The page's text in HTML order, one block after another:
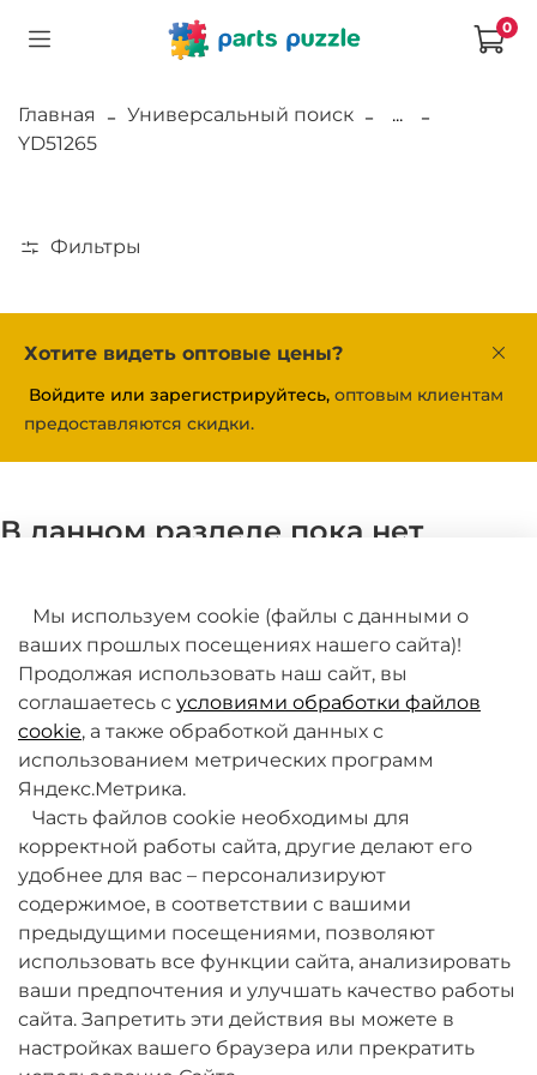
0
Главная Универсальный поиск
...
YD51265
Фильтры
Хотите видеть оптовые цены?
Войдите или зарегистрируйтесь, оптовым клиентам
предоставляются скидки.
В данном разделе пока нет
О компании
Товары и услуги
+7 (495) 789-38-95
09:00 - 18:00 (будни, по МСК)
Мы используем cookie (файлы с данными о
ваших прошлых посещениях нашего сайта)!
Продолжая использовать наш сайт, вы
соглашаетесь с условиями обработки файлов
cookie, а также обработкой данных с
использованием метрических программ
Яндекс.Метрика.
Часть файлов cookie необходимы для
корректной работы сайта, другие делают его
удобнее для вас – персонализируют
содержимое, в соответствии с вашими
предыдущими посещениями, позволяют
использовать все функции сайта, анализировать
ваши предпочтения и улучшать качество работы
сайта. Запретить эти действия вы можете в
настройках вашего браузера или прекратить